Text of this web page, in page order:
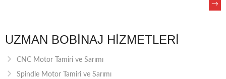
→
UZMAN BOBINAJ HIZMETLERI
CNC Motor Tamiri ve Sarımı
Spindle Motor Tamiri ve Sarımı